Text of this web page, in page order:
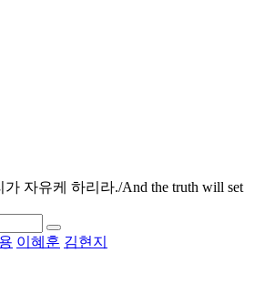
가 자유케 하리라./And the truth will set
이혜훈 김현지